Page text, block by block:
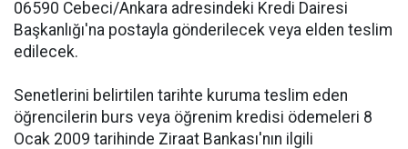
06590 Cebeci/Ankara adresindeki Kredi Dairesi
Başkanlığı'na postayla gönderilecek veya elden teslim
edilecek.
Senetlerini belirtilen tarihte kuruma teslim eden
öğrencilerin burs veya öğrenim kredisi ödemeleri 8
Ocak 2009 tarihinde Ziraat Bankası'nın ilgili